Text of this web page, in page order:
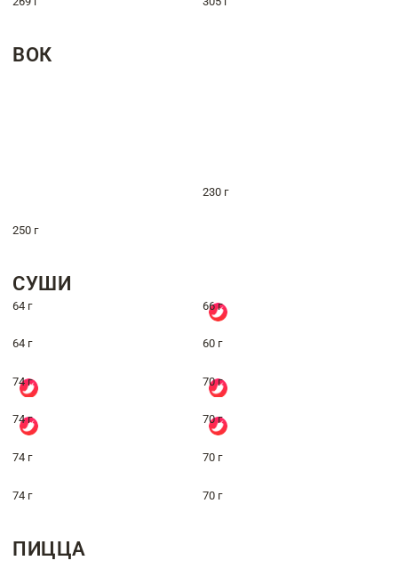
ВОК
230 г
250 г
СУШИ
64 г 66 г
64 г 60 г
74 г 70 г
74 г 70 г
74 г 70 г
74 г 70 г
ПИЦЦА